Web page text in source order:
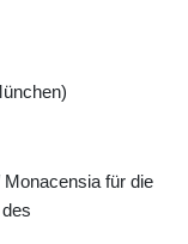
für die